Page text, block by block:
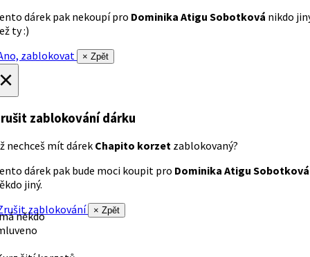
dárek pak nekoupí pro Dominika Atigu Sobotková nikdo
ty :)
zablokovat
× Zpět
zablokování dárku
nechceš mít dárek Chapito korzet zablokovaný?
dárek pak bude moci koupit pro Dominika Atigu Sobotková
jiný.
zablokování
× Zpět
někdo